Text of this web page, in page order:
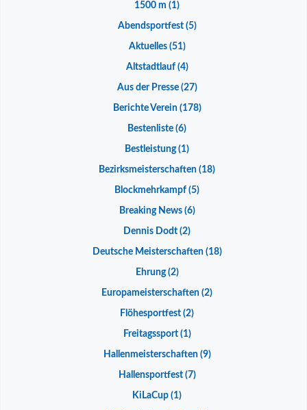
1500 m (1)
Abendsportfest(5)
Aktuelles(51)
Altstadtlauf(4)
Aus der Presse(27)
Berichte Verein(178)
Bestenliste (6)
Bestleistung(1)
Bezirksmeisterschaften (18)
Blockmehrkampf (5)
Breaking News(6)
Dennis Dodt (2)
Deutsche Meisterschaften(18)
Ehrung(2)
Europameisterschaften (2)
Flöhesportfest (2)
Freitagssport(1)
Hallenmeisterschaften(9)
Hallensportfest(7)
KiLaCup (1)